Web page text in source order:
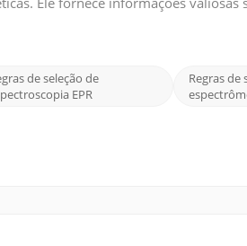
en...
de seleção de
EPR
Regras de